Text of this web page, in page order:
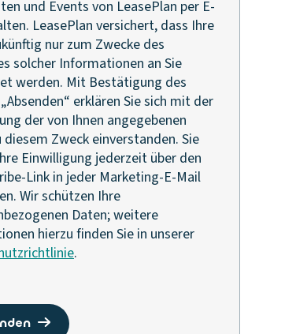
und Events von LeasePlan per E-
LeasePlan versichert, dass Ihre
nur zum Zwecke des
solcher Informationen an Sie
werden. Mit Bestätigung des
erklären Sie sich mit der
der von Ihnen angegebenen
diesem Zweck einverstanden. Sie
Einwilligung jederzeit über den
Link in jeder Marketing-E-Mail
Wir schützen Ihre
Daten; weitere
hierzu finden Sie in unserer
.